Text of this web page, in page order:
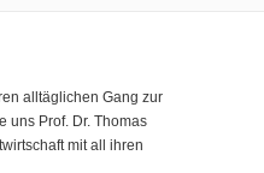
alltäglichen Gang zur
uns Prof. Dr. Thomas
mit all ihren